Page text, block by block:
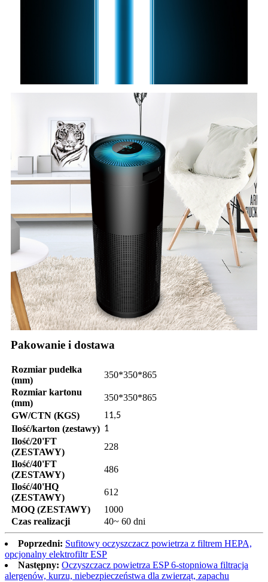
Pakowanie i dostawa
Rozmiar pudełka
(mm)
350*350*865
Rozmiar kartonu
(mm)
350*350*865
GW/CTN (KGS)
11,5
Ilość/karton (zestawy) 1
Ilość/20'FT
(ZESTAWY)
228
Ilość/40'FT
(ZESTAWY)
486
Ilość/40'HQ
(ZESTAWY)
612
MOQ (ZESTAWY)
1000
Czas realizacji
40~ 60 dni
Poprzedni: Sufitowy oczyszczacz powietrza z filtrem HEPA,
opcjonalny elektrofiltr ESP
Następny: Oczyszczacz powietrza ESP 6-stopniowa filtracja
alergenów, kurzu, niebezpieczeństwa dla zwierząt, zapachu